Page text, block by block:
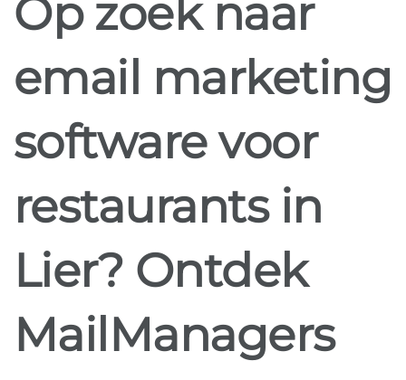
Op zoek naar
email marketing
software voor
restaurants in
Lier? Ontdek
MailManagers